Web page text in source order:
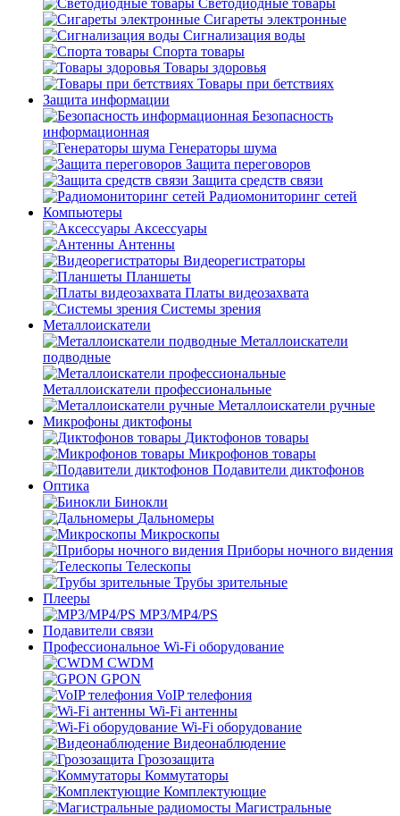
Светодиодные товары
Сигареты электронные
Сигнализация воды
Спорта товары
Товары здоровья
Товары при бетствиях
Защита информации
Безопасность
информационная
Генераторы шума
Защита переговоров
Защита средств связи
Радиомониторинг сетей
Компьютеры
Аксессуары
Антенны
Видеорегистраторы
Планшеты
Платы видеозахвата
Системы зрения
Металлоискатели
Металлоискатели
подводные
Металлоискатели профессиональные
Металлоискатели ручные
Микрофоны диктофоны
Диктофонов товары
Микрофонов товары
Подавители диктофонов
Оптика
Бинокли
Дальномеры
Микроскопы
Приборы ночного видения
Телескопы
Трубы зрительные
Плееры
MP3/MP4/PS
Подавители связи
Профессиональное Wi-Fi оборудование
CWDM
GPON
VoIP телефония
Wi-Fi антенны
Wi-Fi оборудование
Видеонаблюдение
Грозозащита
Коммутаторы
Комплектующие
Магистральные